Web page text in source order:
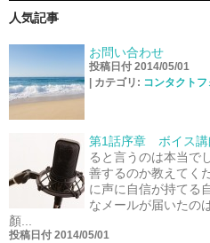
人気記事
お問い合わせ
投稿日付 2014/05/01
カテゴリ: コンタクト
第1話序章 ボイス講
ると言うのは本当で
善するのか教えてく
に声に自信が持てる
なメールが届いたの
顏...
投稿日付 2014/05/01